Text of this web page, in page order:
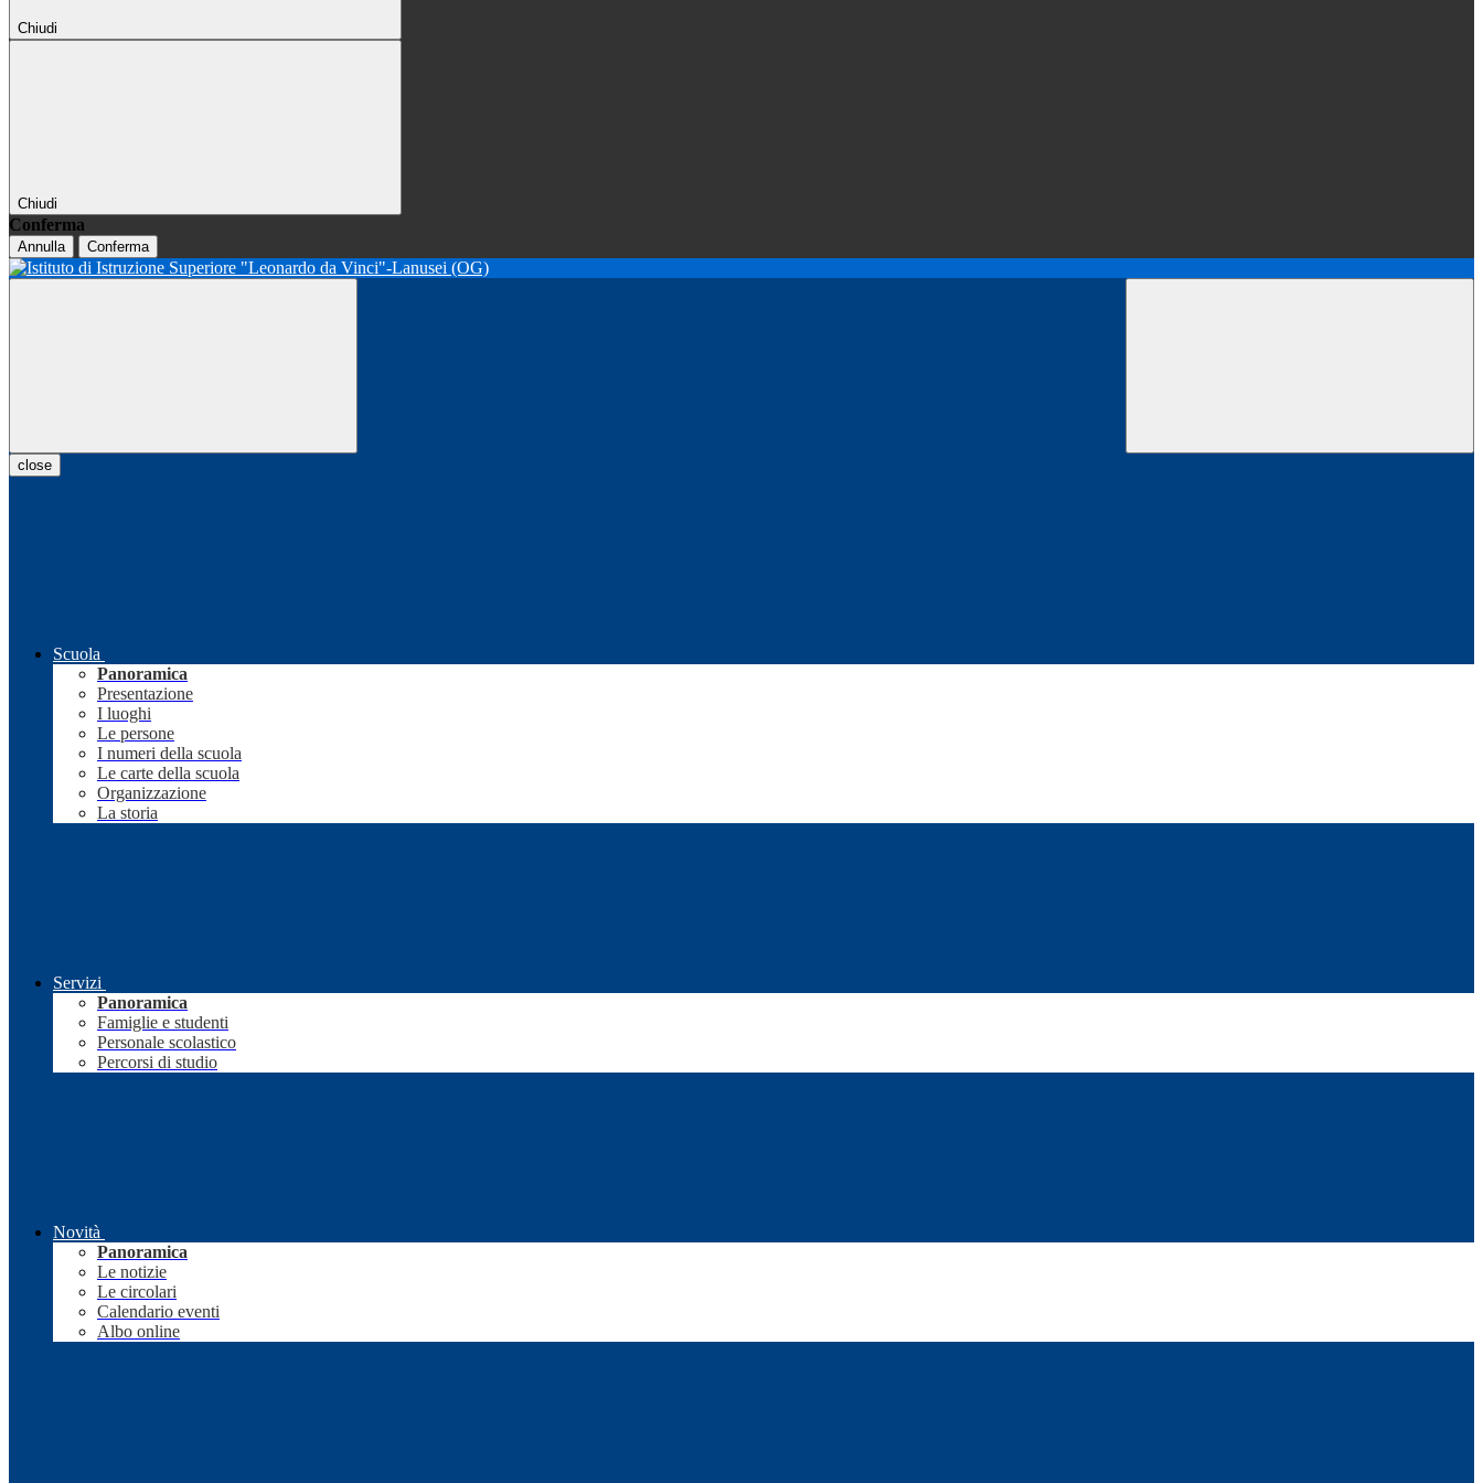
Chiudi
Chiudi
Conferma
Annulla Conferma
close
Scuola
Panoramica
Presentazione
I luoghi
Le persone
I numeri della scuola
Le carte della scuola
Organizzazione
La storia
Servizi
Panoramica
Famiglie e studenti
Personale scolastico
Percorsi di studio
Novità
Panoramica
Le notizie
Le circolari
Calendario eventi
Albo online